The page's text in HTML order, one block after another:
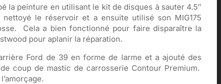
la peinture en utilisant le kit de disques à sauter 4.5″
le réservoir et a ensuite utilisé son MIG175
Cela a bien fonctionné pour faire disparaître la
pour aplanir la réparation.
Ford de 39 en forme de larme et a ajouté des
coup de mastic de carrosserie Contour Premium.